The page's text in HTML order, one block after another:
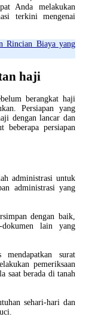
Anda melakukan
terkini mengenai
Rincian Biaya yang
haji
berangkat haji
Persiapan yang
dengan lancar dan
beberapa persiapan
administrasi untuk
administrasi yang
dengan baik,
lain yang
surat
pemeriksaan
saat berada di tanah
sehari-hari dan